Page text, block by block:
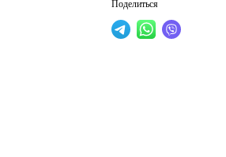
Поделиться